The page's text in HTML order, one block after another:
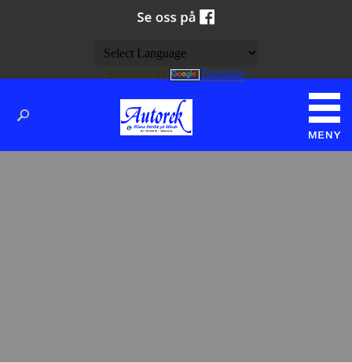
Powered by Translate